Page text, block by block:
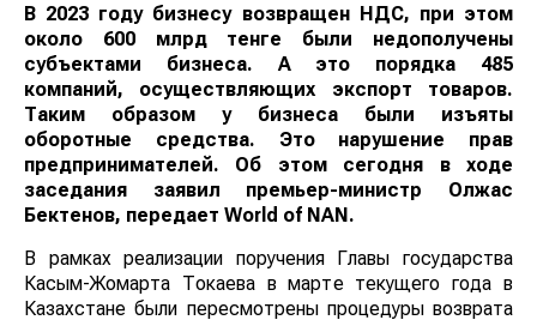
В 2023 году бизнесу возвращен НДС, при этом
около 600 млрд тенге были недополучены
субъектами бизнеса. А это порядка 485
компаний, осуществляющих экспорт товаров.
Таким образом у бизнеса были изъяты
оборотные средства. Это нарушение прав
предпринимателей. Об этом сегодня в ходе
заседания заявил премьер-министр Олжас
Бектенов, передает World of NAN.
В рамках реализации поручения Главы государства
Касым-Жомарта Токаева в марте текущего года в
Казахстане были пересмотрены процедуры возврата